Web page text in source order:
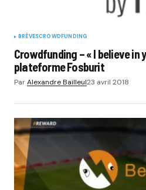
BRÈVESCROWDFUNDING
Crowdfunding – « I believe in
plateforme Fosburit
ParAlexandre Bailleul23 avril 2018